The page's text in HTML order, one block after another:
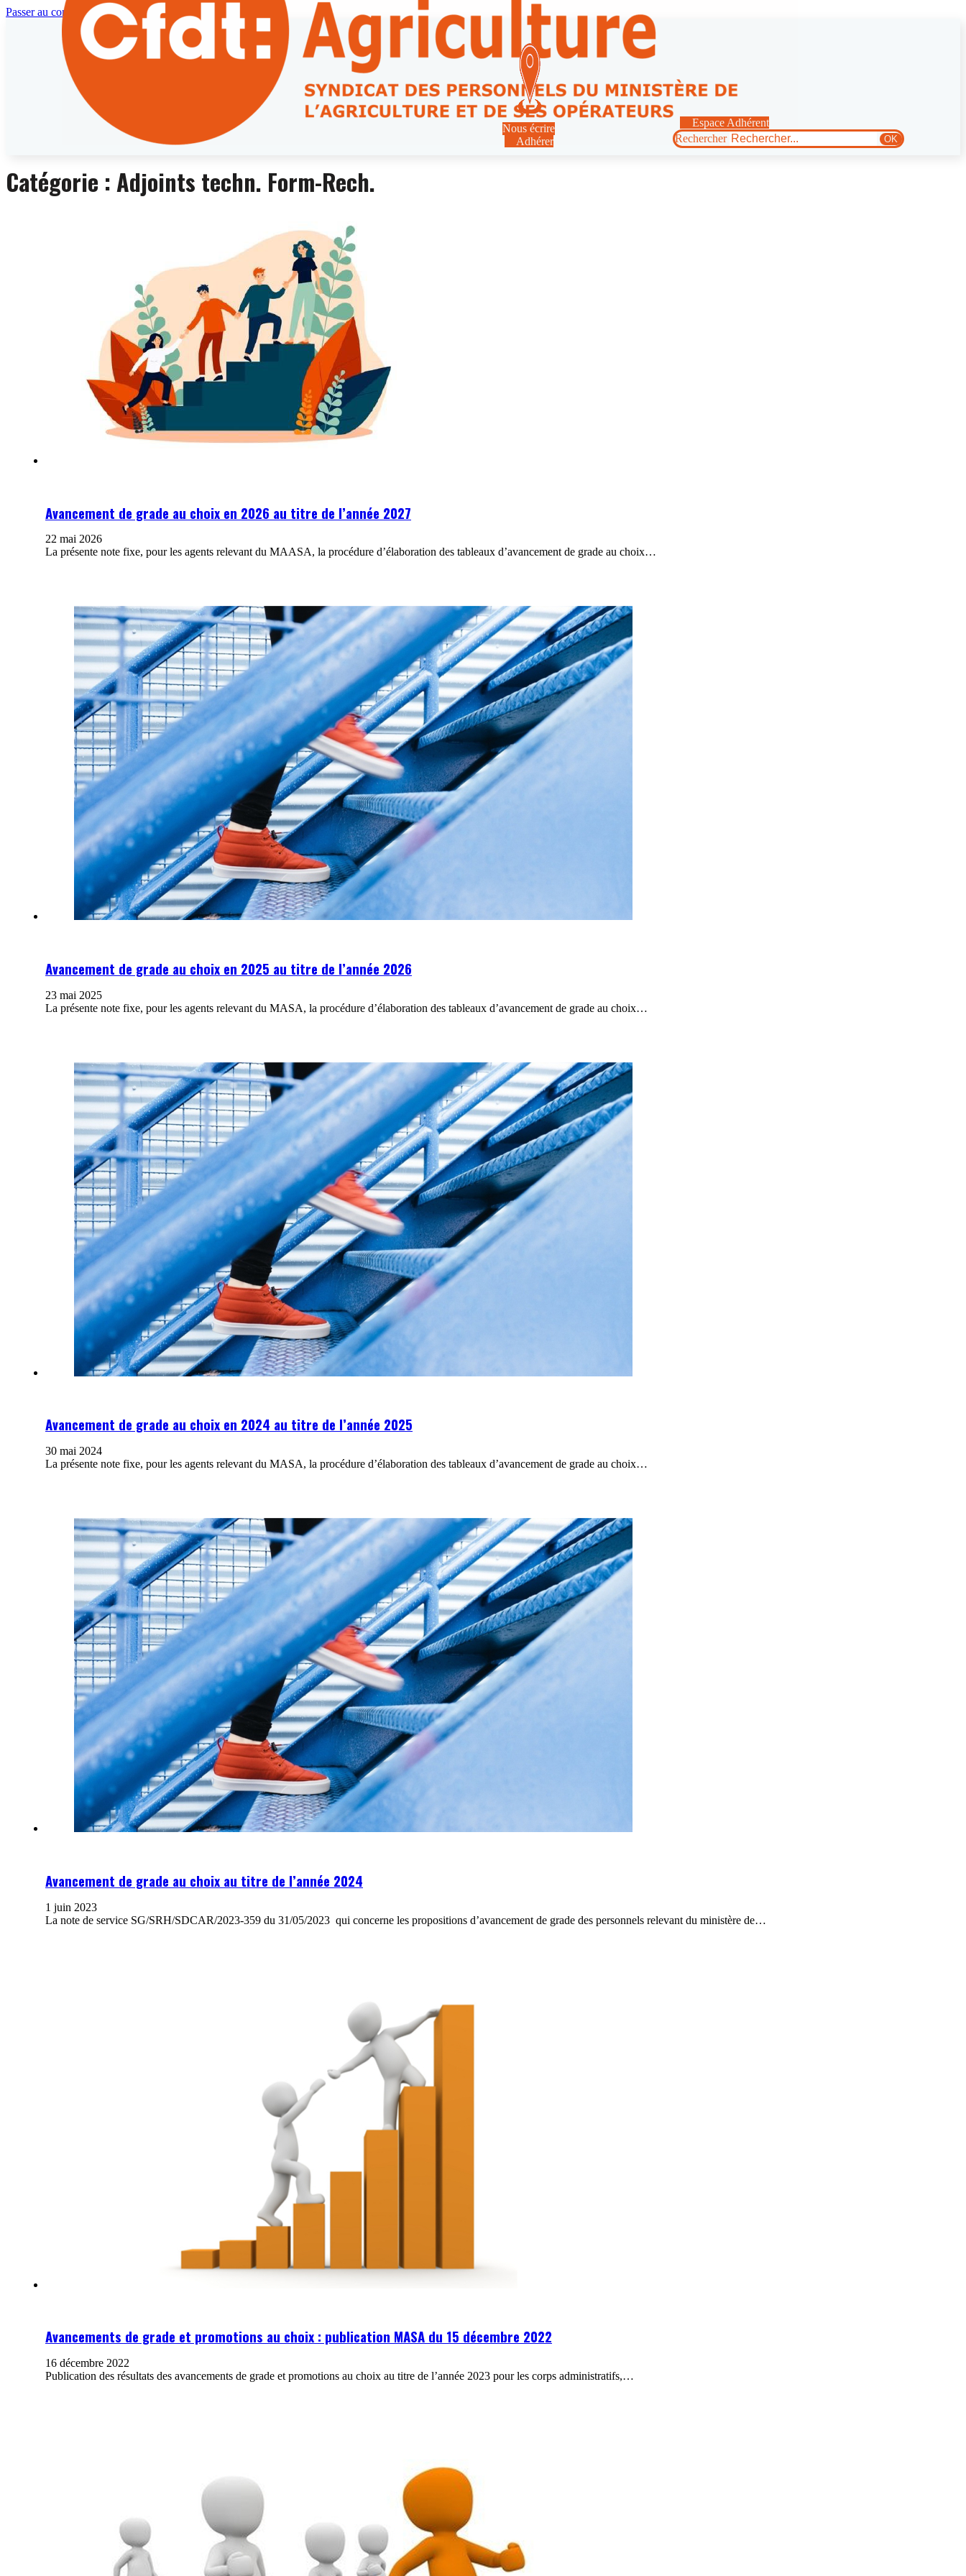
Passer au contenu principal
Nous écrire
Adhérer
Espace Adhérent
Rechercher
OK
Catégorie :Adjoints techn. Form-Rech.
Avancement de grade au choix en 2026 au titre de l’année 2027
22 mai 2026
La présente note fixe, pour les agents relevant du MAASA, la procédure d’élaboration des tableaux d’avancement de grade au choix…
Avancement de grade au choix en 2025 au titre de l’année 2026
23 mai 2025
La présente note fixe, pour les agents relevant du MASA, la procédure d’élaboration des tableaux d’avancement de grade au choix…
Avancement de grade au choix en 2024 au titre de l’année 2025
30 mai 2024
La présente note fixe, pour les agents relevant du MASA, la procédure d’élaboration des tableaux d’avancement de grade au choix…
Avancement de grade au choix au titre de l’année 2024
1 juin 2023
La note de service SG/SRH/SDCAR/2023-359 du 31/05/2023 qui concerne les propositions d’avancement de grade des personnels relevant du ministère de…
Avancements de grade et promotions au choix : publication MASA du 15 décembre 2022
16 décembre 2022
Publication des résultats des avancements de grade et promotions au choix au titre de l’année 2023 pour les corps administratifs,…